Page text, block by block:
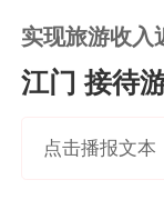
实现旅游收入
江门 接待
点击播报文本